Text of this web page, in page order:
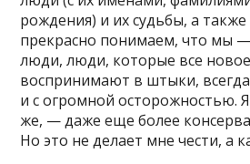
рождения) и их судьбы, а
прекрасно понимаем, что мы
люди, люди, которые все новое
воспринимают в штыки,
и с огромной осторожностью.
же, — даже еще более
Но это не делает мне чести, а